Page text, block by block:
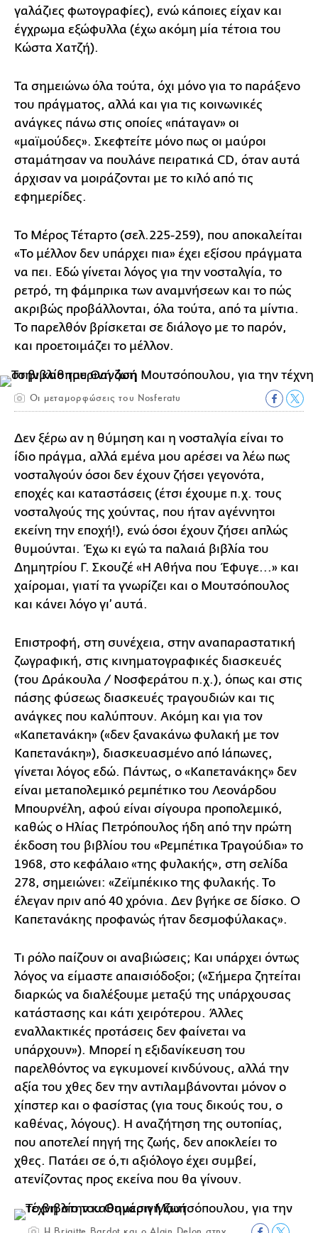
γαλάζιες φωτογραφίες), ενώ κάποιες είχαν και
έγχρωμα εξώφυλλα (έχω ακόμη μία τέτοια του
Κώστα Χατζή).
Τα σημειώνω όλα τούτα, όχι μόνο για το παράξενο
του πράγματος, αλλά και για τις κοινωνικές
ανάγκες πάνω στις οποίες «πάταγαν» οι
«μαϊμούδες». Σκεφτείτε μόνο πως οι μαύροι
σταμάτησαν να πουλάνε πειρατικά CD, όταν αυτά
άρχισαν να μοιράζονται με το κιλό από τις
εφημερίδες.
Το Μέρος Τέταρτο (σελ.225-259), που αποκαλείται
«Το μέλλον δεν υπάρχει πια» έχει εξίσου πράγματα
να πει. Εδώ γίνεται λόγος για την νοσταλγία, το
ρετρό, τη φάμπρικα των αναμνήσεων και το πώς
ακριβώς προβάλλονται, όλα τούτα, από τα μίντια.
Το παρελθόν βρίσκεται σε διάλογο με το παρόν,
και προετοιμάζει το μέλλον.
Οι μεταμορφώσεις του Nosferatu
Δεν ξέρω αν η θύμηση και η νοσταλγία είναι το
ίδιο πράγμα, αλλά εμένα μου αρέσει να λέω πως
νοσταλγούν όσοι δεν έχουν ζήσει γεγονότα,
εποχές και καταστάσεις (έτσι έχουμε π.χ. τους
νοσταλγούς της χούντας, που ήταν αγέννητοι
εκείνη την εποχή!), ενώ όσοι έχουν ζήσει απλώς
θυμούνται. Έχω κι εγώ τα παλαιά βιβλία του
Δημητρίου Γ. Σκουζέ «Η Αθήνα που Έφυγε...» και
χαίρομαι, γιατί τα γνωρίζει και ο Μουτσόπουλος
και κάνει λόγο γι’ αυτά.
Επιστροφή, στη συνέχεια, στην αναπαραστατική
ζωγραφική, στις κινηματογραφικές διασκευές
(του Δράκουλα / Νοσφεράτου π.χ.), όπως και στις
πάσης φύσεως διασκευές τραγουδιών και τις
ανάγκες που καλύπτουν. Ακόμη και για τον
«Καπετανάκη» («δεν ξανακάνω φυλακή με τον
Καπετανάκη»), διασκευασμένο από Ιάπωνες,
γίνεται λόγος εδώ. Πάντως, ο «Καπετανάκης» δεν
είναι μεταπολεμικό ρεμπέτικο του Λεονάρδου
Μπουρνέλη, αφού είναι σίγουρα προπολεμικό,
καθώς ο Ηλίας Πετρόπουλος ήδη από την πρώτη
έκδοση του βιβλίου του «Ρεμπέτικα Τραγούδια» το
1968, στο κεφάλαιο «της φυλακής», στη σελίδα
278, σημειώνει: «Ζεϊμπέκικο της φυλακής. Το
έλεγαν πριν από 40 χρόνια. Δεν βγήκε σε δίσκο. Ο
Καπετανάκης προφανώς ήταν δεσμοφύλακας».
Τι ρόλο παίζουν οι αναβιώσεις; Και υπάρχει όντως
λόγος να είμαστε απαισιόδοξοι; («Σήμερα ζητείται
διαρκώς να διαλέξουμε μεταξύ της υπάρχουσας
κατάστασης και κάτι χειρότερου. Άλλες
εναλλακτικές προτάσεις δεν φαίνεται να
υπάρχουν»). Μπορεί η εξιδανίκευση του
παρελθόντος να εγκυμονεί κινδύνους, αλλά την
αξία του χθες δεν την αντιλαμβάνονται μόνον ο
χίπστερ και ο φασίστας (για τους δικούς του, ο
καθένας, λόγους). Η αναζήτηση της ουτοπίας,
που αποτελεί πηγή της ζωής, δεν αποκλείει το
χθες. Πατάει σε ό,τι αξιόλογο έχει συμβεί,
ατενίζοντας προς εκείνα που θα γίνουν.